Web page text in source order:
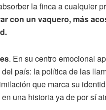
la finca a cualquier
con un vaquero, más
. En su centro emocional
país: la política de las
que marca su
una historia ya de por sí